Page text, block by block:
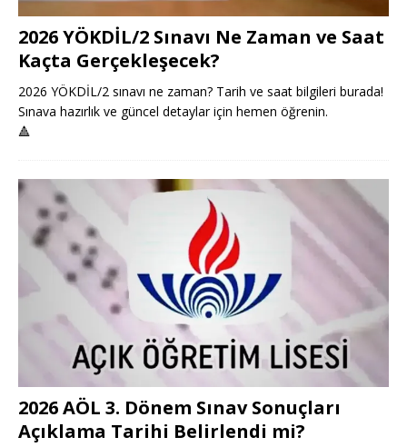
2026 YÖKDİL/2 Sınavı Ne Zaman ve Saat
Kaçta Gerçekleşecek?
2026 YÖKDİL/2 sınavı ne zaman? Tarih ve saat bilgileri burada!
Sınava hazırlık ve güncel detaylar için hemen öğrenin.
🔺
2026 AÖL 3. Dönem Sınav Sonuçları
Açıklama Tarihi Belirlendi mi?